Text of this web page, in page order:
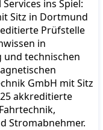
ins Spiel:
Sitz in Dortmund
Prüfstelle
in
und technischen
GmbH mit Sitz
akkreditierte
Stromabnehmer.